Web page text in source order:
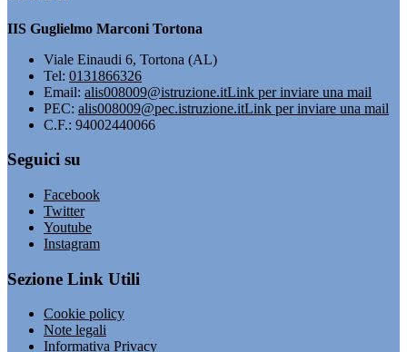
IIS Guglielmo Marconi Tortona
Viale Einaudi 6, Tortona (AL)
Tel: 0131866326
Email: alis008009@istruzione.itLink per inviare una mail
PEC: alis008009@pec.istruzione.itLink per inviare una mail
C.F.: 94002440066
Seguici su
Facebook
Twitter
Youtube
Instagram
Sezione Link Utili
Cookie policy
Note legali
Informativa Privacy